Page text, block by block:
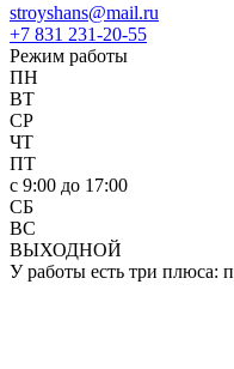
stroyshans@mail.ru
+7 831 231-20-55
Режим работы
ПН
ВТ
СР
ЧТ
ПТ
c 9:00 до 17:00
СБ
ВС
ВЫХОДНОЙ
У работы есть три плюса: